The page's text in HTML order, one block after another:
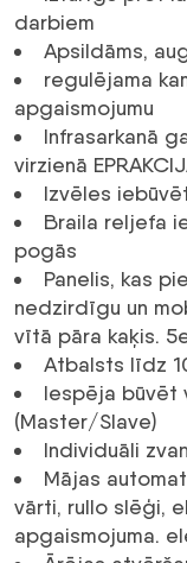
darbiem
Apsildāms,
regulējama
apgaismojumu
Infrasarkanā
virzienā
Izvēles
Braila reljefa
pogās
Panelis, kas
nedzirdīgu un
vītā pāra kaķis.
Atbalsts līdz
Iespēja būvēt
(Master/Slave)
Individuāli
Mājas
vārti, rullo slēģi,
apgaismojuma.